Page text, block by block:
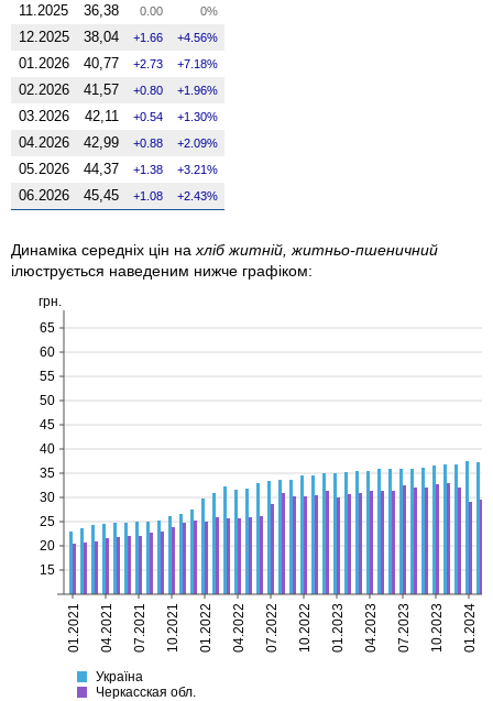
11.2025 36,38 0.00 0%
12.2025 38,04 1.66 4.56%
01.2026 40,77 2.73 7.18%
02.2026 41,57 0.80 1.96%
03.2026 42,11 0.54 1.30%
04.2026 42,99 0.88 2.09%
05.2026 44,37 1.38 3.21%
06.2026 45,45 1.08 2.43%
Динаміка середніх цін на хліб житній, житньо-пшеничний
ілюструється наведеним нижче графіком:
Україна
Черкасская
01.2021 04.2021 07.2021 10.2021 01.2022 04.2022 07.2022 10.2022 01.2023 04.2023 07.2023 10.2023 01.2024
15
20
25
30
35
40
45
50
55
60
65
грн.
Україна
Черкасская обл.